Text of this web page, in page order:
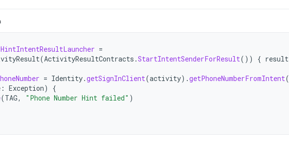
=
(ActivityResultContracts .StartIntentSenderForResult()) { result
= Identity.getSignInClient(activity).getPhoneNumberFromIntent(
: Exception)
{
(TAG, "Phone Number Hint failed" )